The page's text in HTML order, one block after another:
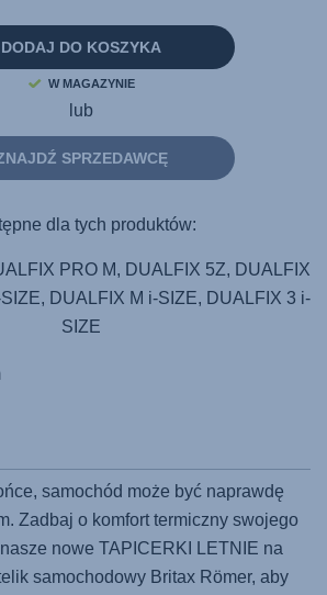
tej
samej
DODAJ DO KOSZYKA
W MAGAZYNIE
lub
SPRZEDAWCĘ
dla tych produktów:
PRO M, DUALFIX 5Z, DUALFIX
DUALFIX M i-SIZE, DUALFIX 3 i-
SIZE
samochód może być naprawdę
Zadbaj o komfort termiczny swojego
nowe TAPICERKI LETNIE na
samochodowy Britax Römer, aby